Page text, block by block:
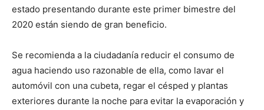
estado presentando durante este primer bimestre del
2020 están siendo de gran beneficio.
Se recomienda a la ciudadanía reducir el consumo de
agua haciendo uso razonable de ella, como lavar el
automóvil con una cubeta, regar el césped y plantas
exteriores durante la noche para evitar la evaporación y